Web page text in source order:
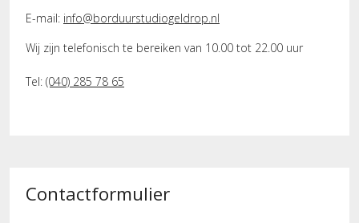
E-mail: info@borduurstudiogeldrop.nl
Wij zijn telefonisch te bereiken van 10.00 tot 22.00 uur
Tel: (040) 285 78 65
Contactformulier